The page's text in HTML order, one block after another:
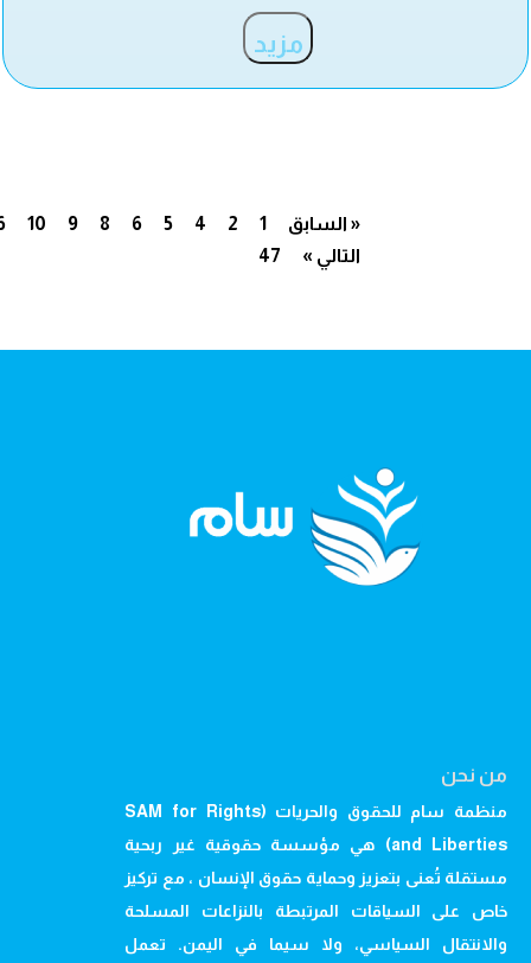
مزيد
« السابق 1
2
4
5
6
8
9
10
47
التالي »
من نحن
منظمة سام للحقوق والحريات (SAM for Rights
and Liberties) هي مؤسسة حقوقية غير ربحية
مستقلة تُعنى بتعزيز وحماية حقوق الإنسان ، مع تركيز
خاص على السياقات المرتبطة بالنزاعات المسلحة
والانتقال السياسي، ولا سيما في اليمن. تعمل